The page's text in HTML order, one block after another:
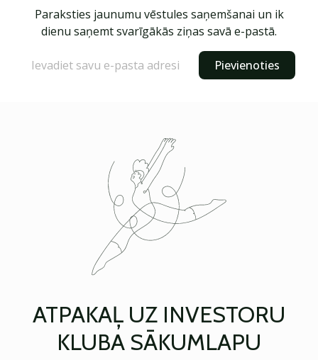
Paraksties jaunumu vēstules saņemšanai un ik
dienu saņemt svarīgākās ziņas savā e-pastā.
Pievienoties
ATPAKAĻ UZ INVESTORU
KLUBA SĀKUMLAPU